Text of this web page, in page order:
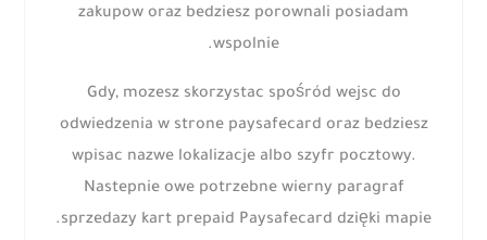
zakupow oraz bedziesz porownali posiadam
wspolnie.
Gdy, mozesz skorzystac spośród wejsc do
odwiedzenia w strone paysafecard oraz bedziesz
wpisac nazwe lokalizacje albo szyfr pocztowy.
Nastepnie owe potrzebne wierny paragraf
sprzedazy kart prepaid Paysafecard dzięki mapie.